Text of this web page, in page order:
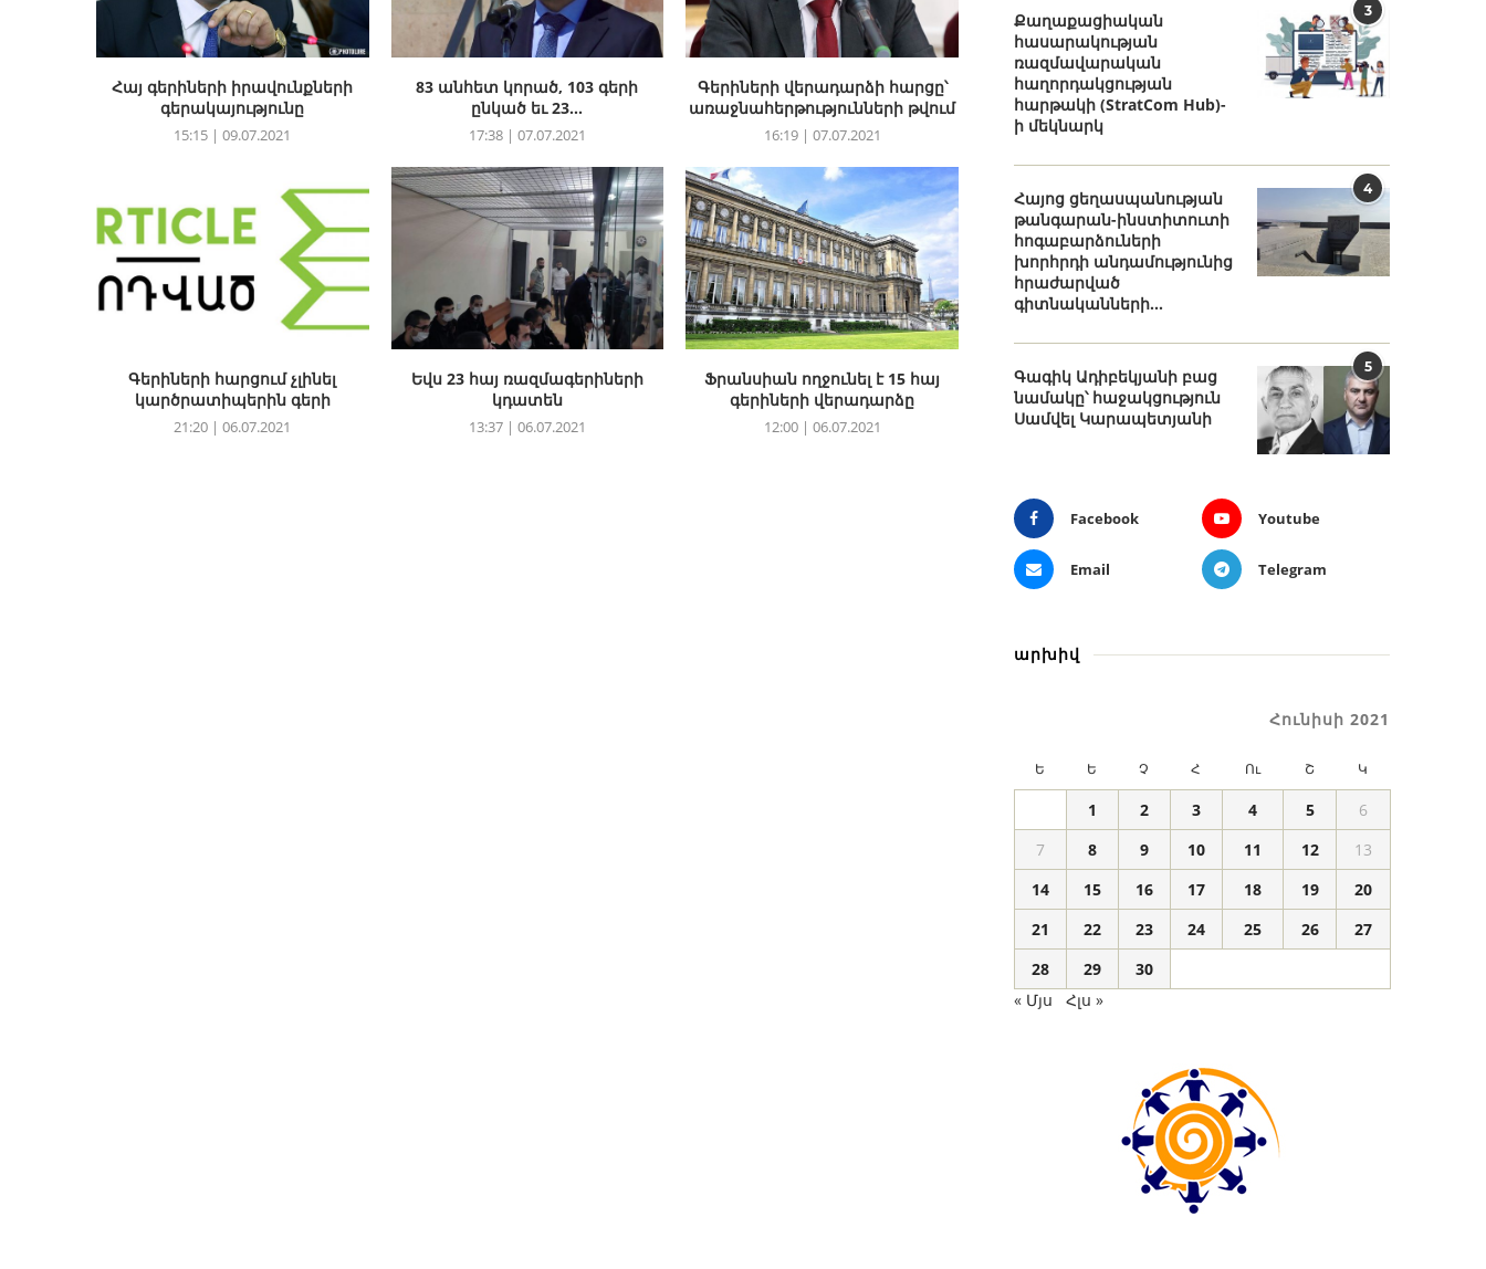
Հայ գերիների իրավունքների
գերակայությունը
15:15 | 09.07.2021
83 անհետ կորած, 103 գերի
ընկած եւ 23...
17:38 | 07.07.2021
Գերիների վերադարձի հարցը՝
առաջնահերթությունների թվում
16:19 | 07.07.2021
Գերիների հարցում չլինել
կարծրատիպերին գերի
21:20 | 06.07.2021
Եվս 23 հայ ռազմագերիների
կդատեն
13:37 | 06.07.2021
Ֆրանսիան ողջունել է 15 հայ
գերիների վերադարձը
12:00 | 06.07.2021
3
Քաղաքացիական
հասարակության
ռազմավարական
հաղորդակցության
հարթակի (StratCom Hub)-
ի մեկնարկ
4
Հայոց ցեղասպանության
թանգարան-ինստիտուտի
հոգաբարձուների
խորհրդի անդամությունից
հրաժարված
գիտնականների...
5
Գագիկ Ադիբեկյանի բաց
նամակը՝ հաջակցություն
Սամվել Կարապետյանի
Facebook Youtube
Email Telegram
արխիվ
Հունիսի 2021
Ե Ե Չ Հ Ու Շ Կ
1 2 3 4 5
6
7
8 9 10 11 12
13
14
15 16 17 18 19
20
21
22 23 24 25 26
27
28
29
30
« Մյս
Հլս »